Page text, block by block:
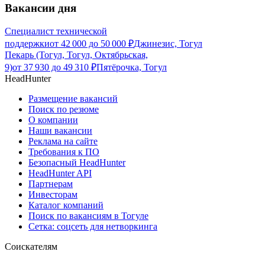
Вакансии дня
Специалист технической
поддержкиот 42 000 до 50 000 ₽Джинезис, Тогул
Пекарь (Тогул, Тогул, Октябрьская,
9)от 37 930 до 49 310 ₽Пятёрочка, Тогул
HeadHunter
Размещение вакансий
Поиск по резюме
О компании
Наши вакансии
Реклама на сайте
Требования к ПО
Безопасный HeadHunter
HeadHunter API
Партнерам
Инвесторам
Каталог компаний
Поиск по вакансиям в Тогуле
Сетка: соцсеть для нетворкинга
Соискателям